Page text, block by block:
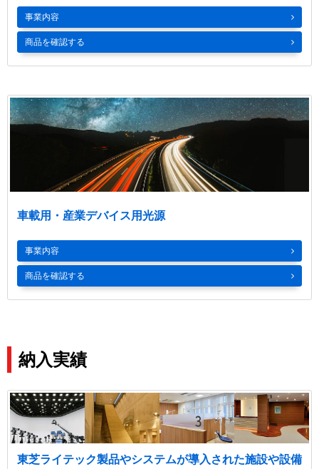
事業内容
商品を確認する
舞台・スタジオ照明
景観照明システム
照明制御システム
車載用・産業デバイス用光源
事業内容
商品を確認する
産業デバイス用光源
納入実績
東芝ライテック製品やシステムが導入された施設や設備